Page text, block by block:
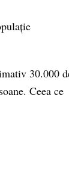
30.000
Ceea ce